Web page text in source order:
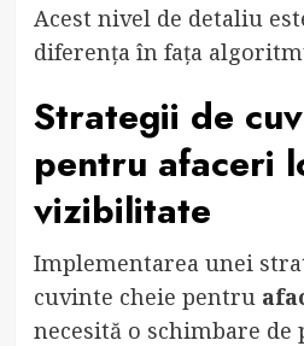
Acest nivel de detaliu
diferența în fața
Strategii de
pentru afaceri
vizibilitate
Implementarea unei
cuvinte cheie pentru
necesită o schimbare de